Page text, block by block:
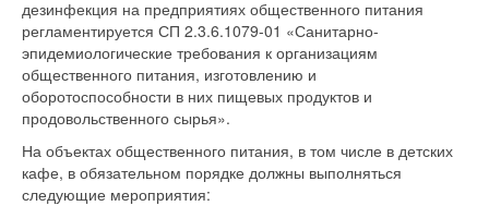
дезинфекция на предприятиях общественного питания
регламентируется СП 2.3.6.1079-01 «Санитарно-
эпидемиологические требования к организациям
общественного питания, изготовлению и
оборотоспособности в них пищевых продуктов и
продовольственного сырья».
На объектах общественного питания, в том числе в детских
кафе, в обязательном порядке должны выполняться
следующие мероприятия: